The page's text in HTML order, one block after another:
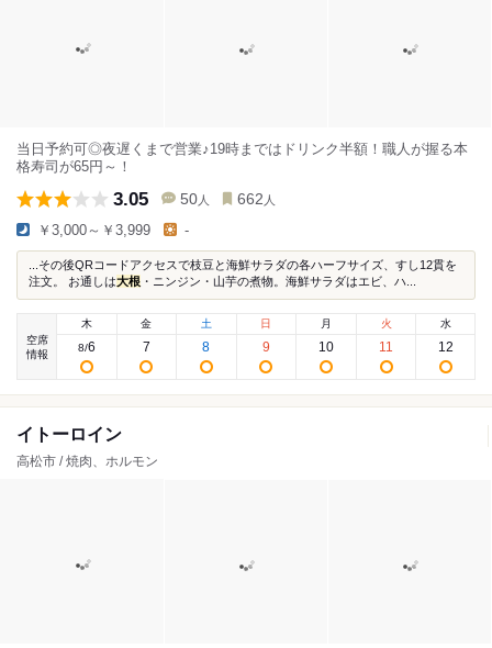
当日予約可◎夜遅くまで営業♪19時まではドリンク半額！職人が握る本
格寿司が65円～！
3.05 50 人 662 人
￥3,000～￥3,999 -
...その後QRコードアクセスで枝豆と海鮮サラダの各ハーフサイズ、すし12貫を
注文。 お通しは大根 ・ニンジン・山芋の煮物。海鮮サラダはエビ、ハ...
空席
情報
木
8/6
金
7
土
8
日
9
月
10
火
11
水
12
イトーロイン
高松市 / 焼肉、ホルモン